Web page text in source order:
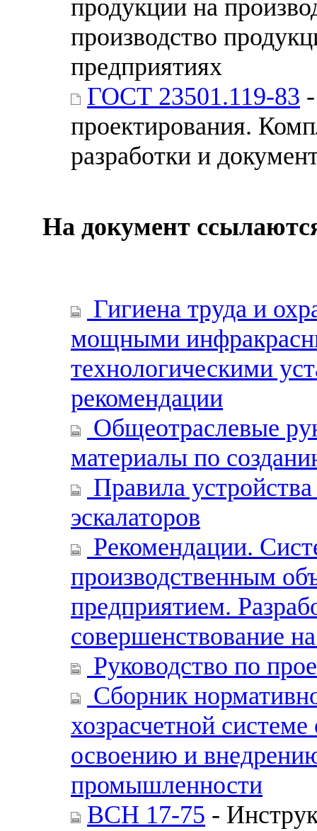
продукции на
производство
предприятиях
ГОСТ 23501.119-83
проектирования.
разработки и
На документ
Гигиена труда и
мощными
технологическими
рекомендации
Общеотраслевые
материалы по
Правила
эскалаторов
Рекомендации.
производственным
предприятием.
совершенствование
Руководство по
Сборник
хозрасчетной
освоению и
промышленности
ВСН 17-75 -